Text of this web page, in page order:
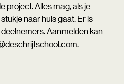
project. Alles mag, als je
naar huis gaat. Er is
Aanmelden kan